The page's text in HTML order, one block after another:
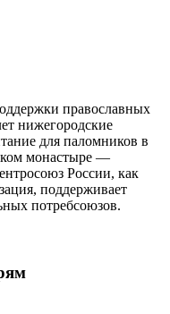
православных
нижегородские
для паломников в
монастыре —
России, как
поддерживает
потребсоюзов.